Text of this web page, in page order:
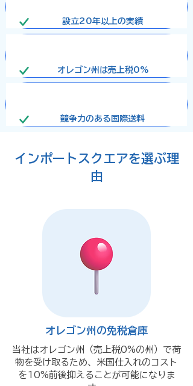
設立​20年以上の実績
オレゴン州は売上税0%
競争力のある国際送料
インポートスクエアを選ぶ理
由
オレゴン州の免税倉庫
当社はオレゴン州（売上税0%の州）で荷
物を受け取るため、米国仕入れのコスト
を10%前後抑えることが可能になりま